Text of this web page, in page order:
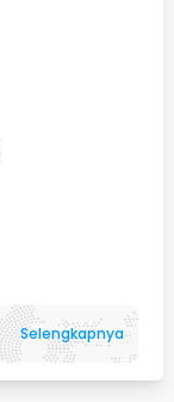
Selengkapnya